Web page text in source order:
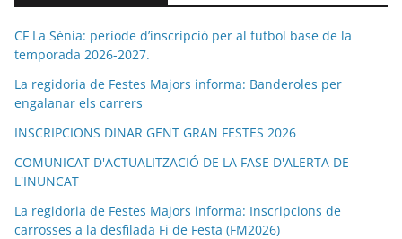
CF La Sénia: període d’inscripció per al futbol base de la
temporada 2026-2027.
La regidoria de Festes Majors informa: Banderoles per
engalanar els carrers
INSCRIPCIONS DINAR GENT GRAN FESTES 2026
COMUNICAT D'ACTUALITZACIÓ DE LA FASE D'ALERTA DE
L'INUNCAT
La regidoria de Festes Majors informa: Inscripcions de
carrosses a la desfilada Fi de Festa (FM2026)